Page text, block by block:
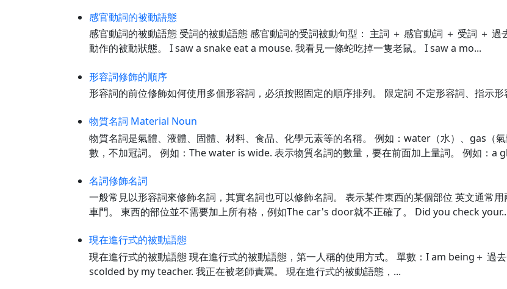
感官動詞的被動語態
感官動詞的被動語態 受詞的被動語態 感官動詞的受詞被動句型： 主詞 ＋ 感官動詞 ＋ 受詞 ＋
動作的被動狀態。 I saw a snake eat a mouse. 我看見一條蛇吃掉一隻老鼠。 I saw a mo...
形容詞修飾的順序
形容詞的前位修飾如何使用多個形容詞，必須按照固定的順序排列。 限定詞 不定形容詞、指示
物質名詞 Material Noun
物質名詞是氣體、液體、固體、材料、食品、化學元素等的名稱。 例如：water（水）、gas（
數，不加冠詞。 例如：The water is wide. 表示物質名詞的數量，要在前面加上量詞。 例如：a
名詞修飾名詞
一般常見以形容詞來修飾名詞，其實名詞也可以修飾名詞。 表示某件東西的某個部位 英文通常
車門。 東西的部位並不需要加上所有格，例如The car's door就不正確了。 Did you check
現在進行式的被動語態
現在進行式的被動語態 現在進行式的被動語態，第一人稱的使用方式。 單數：I am being＋ 過
scolded by my teacher. 我正在被老師責罵。 現在進行式的被動語態，...